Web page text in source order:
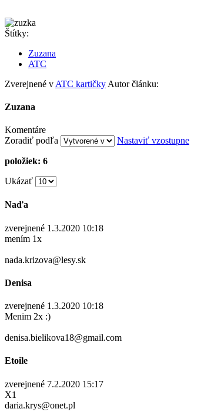
Štítky:
Zuzana
ATC
Zverejnené v ATC kartičky Autor článku:
Zuzana
Komentáre
Zoradiť podľa
Nastaviť vzostupne
položiek: 6
Ukázať
Naďa
zverejnené 1.3.2020 10:18
mením 1x
nada.krizova@lesy.sk
Denisa
zverejnené 1.3.2020 10:18
Menim 2x :)
denisa.bielikova18@gmail.com
Etoile
zverejnené 7.2.2020 15:17
X1
daria.krys@onet.pl